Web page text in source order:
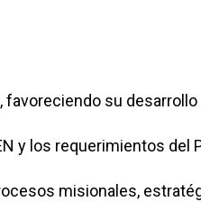
favoreciendo su
y los requerimientos del
misionales,